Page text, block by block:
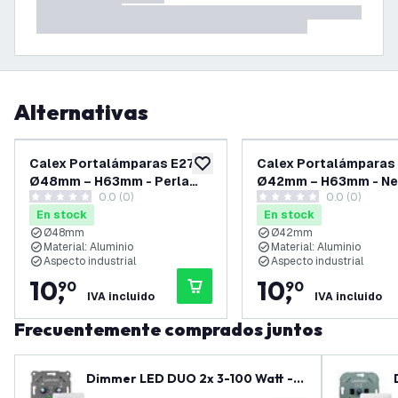
Alternativas
añadir a lista de deseos
Calex Portalámparas E27 –
Ø48mm – H63mm - Perla
Negra
0 estrellas de puntuación
0.0 (0)
En stock
Ø48mm
Material: Aluminio
Aspecto industrial
10,
90
IVA incluido
Calex Portalámparas
Ø42mm – H63mm -
0 estrellas de puntuación
0.0 (0)
En stock
Ø42mm
Material: Aluminio
Aspecto industrial
10,
90
IVA incluido
Frecuentemente comprados juntos
Dimmer LED DUO 2x 3-100 Watt - 2